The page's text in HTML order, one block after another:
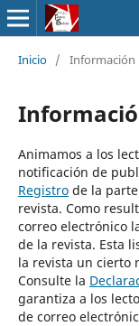
Inicio / Información
Animamos a los
notificación de
Registrode la
revista. Como
correo electrónico
de la revista. Esta
la revista un cierto
Consulte la
garantiza a los
de correo